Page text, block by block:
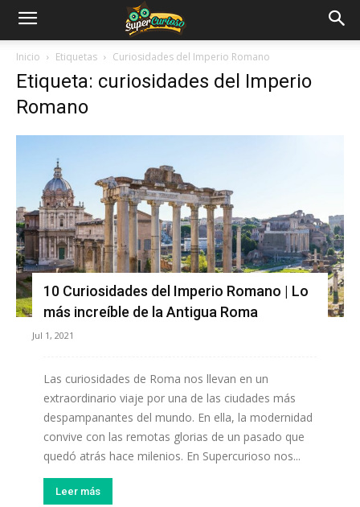
Inicio Etiquetas Curiosidades del Imperio Romano
Etiqueta: curiosidades del Imperio
Romano
10 Curiosidades del Imperio Romano | Lo
más increíble de la Antigua Roma
Jul 1, 2021
Las curiosidades de Roma nos llevan en un
extraordinario viaje por una de las ciudades más
despampanantes del mundo. En ella, la modernidad
convive con las remotas glorias de un pasado que
quedó atrás hace milenios. En Supercurioso nos...
Leer más